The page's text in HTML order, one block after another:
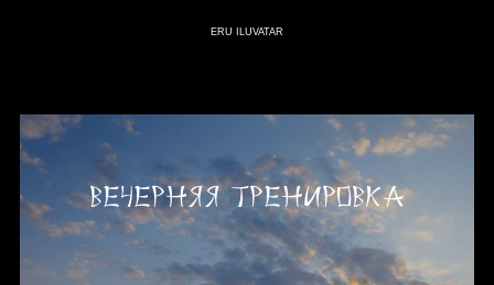
ERU ILUVATAR
Вечерняя тренировка